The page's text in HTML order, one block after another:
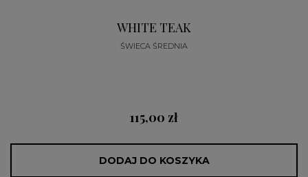
WHITE TEAK
ŚWIECA ŚREDNIA
115,00 zł
DODAJ DO KOSZYKA